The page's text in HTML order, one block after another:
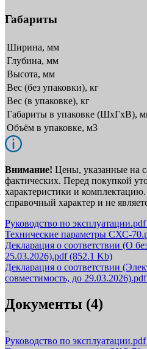
Габариты
Ширина, мм
Глубина, мм
Высота, мм
Вес (без упаковки), кг
Вес (в упаковке), кг
Габариты в упаковке (ШxГxВ),
Объём в упаковке, м3
Внимание! Цены, указанные на
фактических. Перед покупкой
характеристики и
справочный характер и не
Руководство по эксплуатации.pdf
Технические параметры СХС-
Декларация о соответствии (О
25.03.2026).pdf(852.1 Kb)
Декларация о соответствии
совместимость, до 29.03.2026).pdf
Документы (4)
Руководство по эксплуатации.pdf